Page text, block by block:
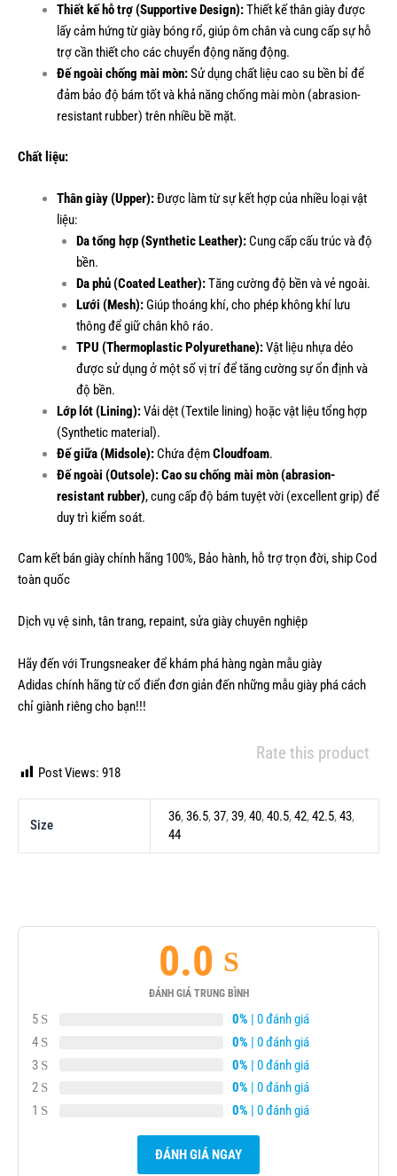
Thiết kế hỗ trợ (Supportive Design):Thiết kế thân giày được
lấy cảm hứng từ giày bóng rổ, giúp ôm chân và cung cấp sự hỗ
trợ cần thiết cho các chuyển động năng động.
Đế ngoài chống mài mòn:Sử dụng chất liệu cao su bền bỉ để
đảm bảo độ bám tốt và khả năng chống mài mòn (abrasion-
resistant rubber) trên nhiều bề mặt.
Chất liệu:
Thân giày (Upper):Được làm từ sự kết hợp của nhiều loại vật
liệu:
Da tổng hợp (Synthetic Leather):Cung cấp cấu trúc và độ
bền.
Da phủ (Coated Leather):Tăng cường độ bền và vẻ ngoài.
Lưới (Mesh):Giúp thoáng khí, cho phép không khí lưu
thông để giữ chân khô ráo.
TPU (Thermoplastic Polyurethane):Vật liệu nhựa dẻo
được sử dụng ở một số vị trí để tăng cường sự ổn định và
độ bền.
Lớp lót (Lining):Vải dệt (Textile lining) hoặc vật liệu tổng hợp
(Synthetic material).
Đế giữa (Midsole):Chứa đệmCloudfoam.
Đế ngoài (Outsole):Cao su chống mài mòn (abrasion-
resistant rubber), cung cấp độ bám tuyệt vời (excellent grip) để
duy trì kiểm soát.
Cam kết bán giày chính hãng 100%, Bảo hành, hỗ trợ trọn đời, ship Cod
toàn quốc
Dịch vụ vệ sinh, tân trang, repaint, sửa giày chuyên nghiệp
Hãy đến với Trungsneaker để khám phá hàng ngàn mẫugiày
Adidas chính hãng từ cổ điển đơn giản đến những mẫu giày phá cách
chỉ giành riêng cho bạn!!!
Rate this product
Post Views: 918
Size
36,36.5,37,39,40,40.5,42,42.5,43,
44
0.0
ĐÁNH GIÁ TRUNG BÌNH
5 0% | 0 đánh giá
4
0% | 0 đánh giá
3
0% | 0 đánh giá
2
0% | 0 đánh giá
1
0% | 0 đánh giá
ĐÁNH GIÁ NGAY